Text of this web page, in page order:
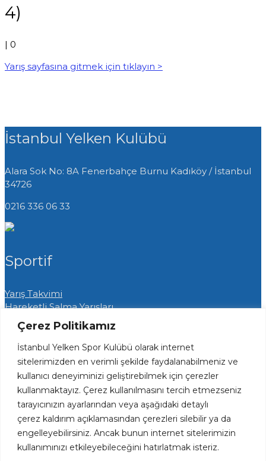
Çerez Politikamız
İstanbul Yelken Spor Kulübü olarak internet
sitelerimizden en verimli şekilde faydalanabilmeniz ve
kullanıcı deneyiminizi geliştirebilmek için çerezler
kullanmaktayız. Çerez kullanılmasını tercih etmezseniz
tarayıcınızın ayarlarından veya aşağıdaki detaylı
çerez kaldırım açıklamasından çerezleri silebilir ya da
engelleyebilirsiniz. Ancak bunun internet sitelerimizin
kullanımınızı etkileyebileceğini hatırlatmak isteriz.
4)
| 0
Yarış sayfasına gitmek için tıklayın >
İstanbul Yelken Kulübü
Alara Sok No: 8A Fenerbahçe Burnu Kadıköy / İstanbul
34726
0216 336 06 33
Sportif
Yarış Takvimi
Hareketli Salma Yarışları
Yat Yarışları
Radyo Yelken Yarışları
Lisans ve Vize İşlemleri
Tekne Park ve Çekek Hizmetlerimiz
Hızlı Erişim
Haftalık Spesiyal Menü
Plaj ve Havuz Fiyatları
Kariyer Fırsatları